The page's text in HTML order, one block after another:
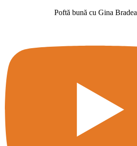
Poftă bună cu Gina Bradea